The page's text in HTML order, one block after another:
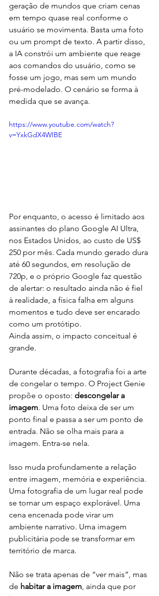
geração de mundos que criam cenas
em tempo quase real conforme o
usuário se movimenta. Basta uma foto
ou um prompt de texto. A partir disso,
a IA constrói um ambiente que reage
aos comandos do usuário, como se
fosse um jogo, mas sem um mundo
pré-modelado. O cenário se forma à
medida que se avança.
https://www.youtube.com/watch?
v=YxkGdX4WIBE
Por enquanto, o acesso é limitado aos
assinantes do plano Google AI Ultra,
nos Estados Unidos, ao custo de US$
250 por mês. Cada mundo gerado dura
até 60 segundos, em resolução de
720p, e o próprio Google faz questão
de alertar: o resultado ainda não é fiel
à realidade, a física falha em alguns
momentos e tudo deve ser encarado
como um protótipo.
Ainda assim, o impacto conceitual é
grande.
Durante décadas, a fotografia foi a arte
de congelar o tempo. O Project Genie
propõe o oposto: descongelar a
imagem. Uma foto deixa de ser um
ponto final e passa a ser um ponto de
entrada. Não se olha mais para a
imagem. Entra-se nela.
Isso muda profundamente a relação
entre imagem, memória e experiência.
Uma fotografia de um lugar real pode
se tornar um espaço explorável. Uma
cena encenada pode virar um
ambiente narrativo. Uma imagem
publicitária pode se transformar em
território de marca.
Não se trata apenas de “ver mais”, mas
de habitar a imagem , ainda que por